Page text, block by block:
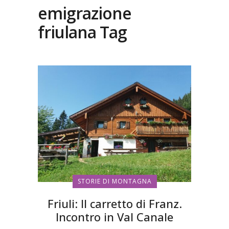
emigrazione
friulana Tag
STORIE DI MONTAGNA
Friuli: Il carretto di Franz.
Incontro in Val Canale